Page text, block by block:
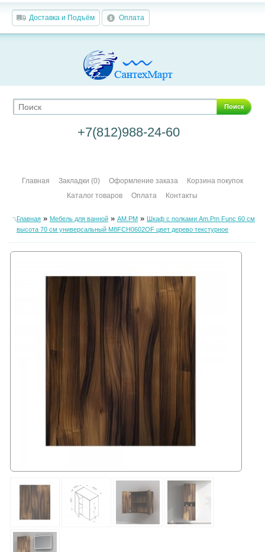
Доставка и Подъём Оплата
Поиск
+7(812)988-24-60
Главная Закладки (0) Оформление заказа
Корзина покупок
Каталог товаров
Оплата Контакты
Главная» Мебель для ванной» AM.PM»
Шкаф с полками Am.Pm Func 60 см
высота 70 см универсальный M8FCH0602OF цвет дерево текстурное